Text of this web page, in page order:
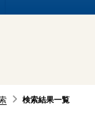
検索結果一覧